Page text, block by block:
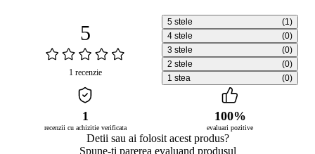
5
1 recenzie
5 stele
(1)
4 stele
(0)
3 stele
(0)
2 stele
(0)
1 stea
(0)
1
recenzii cu achizitie verificata
100%
evaluari pozitive
Detii sau ai folosit acest produs?
Spune-ti parerea evaluand produsul